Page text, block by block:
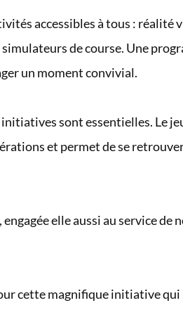
accessibles à tous : réalité
de course. Une
un moment convivial.
sont essentielles. Le
et permet de se
elle aussi au service de
cette magnifique initiative